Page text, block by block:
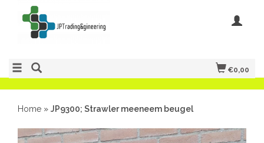
€0,00
Home » JP9300; Strawler meeneem beugel